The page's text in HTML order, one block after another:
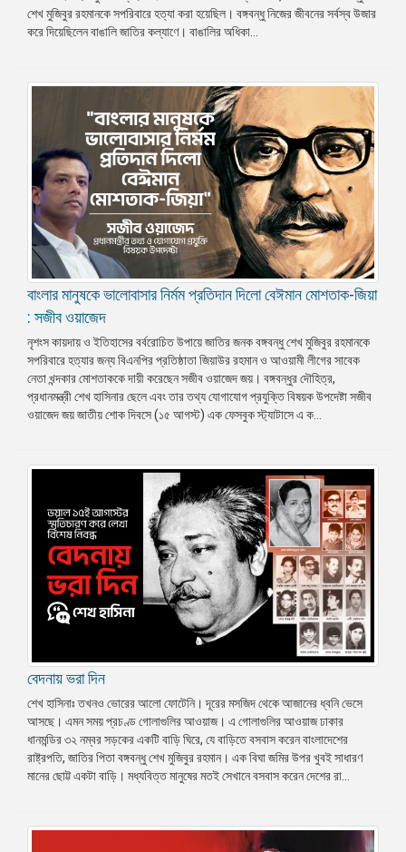
প্রেস
রিলিজ
বিএনপি-
জামায়াত
সহিংসতা
সংগঠন
নির্বাচনী
ইশতেহার
শেখ মুজিবুর রহমানকে সপরিবারে হত্যা করা হয়েছিল। বঙ্গবন্ধু নিজের জীবনের সর্বস্ব উজার
করে দিয়েছিলেন বাঙালি জাতির কল্যাণে। বাঙালির অধিকা...
বাংলার মানুষকে ভালোবাসার নির্মম প্রতিদান দিলো বেঈমান মোশতাক-জিয়া
: সজীব ওয়াজেদ
নৃশংস কায়দায় ও ইতিহাসের বর্বরোচিত উপায়ে জাতির জনক বঙ্গবন্ধু শেখ মুজিবুর রহমানকে
সপরিবারে হত্যার জন্য বিএনপির প্রতিষ্ঠাতা জিয়াউর রহমান ও আওয়ামী লীগের সাবেক
নেতা খন্দকার মোশতাককে দায়ী করেছেন সজীব ওয়াজেদ জয়। বঙ্গবন্ধুর দৌহিত্র,
প্রধানমন্ত্রী শেখ হাসিনার ছেলে এবং তার তথ্য যোগাযোগ প্রযুক্তি বিষয়ক উপদেষ্টা সজীব
ওয়াজেদ জয় জাতীয় শোক দিবসে (১৫ আগস্ট) এক ফেসবুক স্ট্যাটাসে এ ক...
বেদনায় ভরা দিন
শেখ হাসিনাঃ তখনও ভোরের আলো ফোটেনি। দূরের মসজিদ থেকে আজানের ধ্বনি ভেসে
আসছে। এমন সময় প্রচণ্ড গোলাগুলির আওয়াজ। এ গোলাগুলির আওয়াজ ঢাকার
ধানমন্ডির ৩২ নম্বর সড়কের একটি বাড়ি ঘিরে, যে বাড়িতে বসবাস করেন বাংলাদেশের
রাষ্ট্রপতি, জাতির পিতা বঙ্গবন্ধু শেখ মুজিবুর রহমান। এক বিঘা জমির উপর খুবই সাধারণ
মানের ছোট্ট একটা বাড়ি। মধ্যবিত্ত মানুষের মতই সেখানে বসবাস করেন দেশের রা...